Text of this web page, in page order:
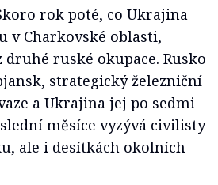
rok poté, co Ukrajina
v Charkovské oblasti,
ruské okupace. Rusko
strategický železniční
a Ukrajina jej po sedmi
měsíce vyzývá civilisty
ale i desítkách okolních